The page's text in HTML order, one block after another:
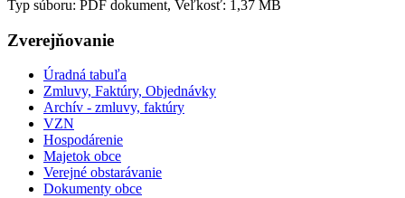
Typ súboru: PDF dokument, Veľkosť: 1,37 MB
Zverejňovanie
Úradná tabuľa
Zmluvy, Faktúry, Objednávky
Archív - zmluvy, faktúry
VZN
Hospodárenie
Majetok obce
Verejné obstarávanie
Dokumenty obce